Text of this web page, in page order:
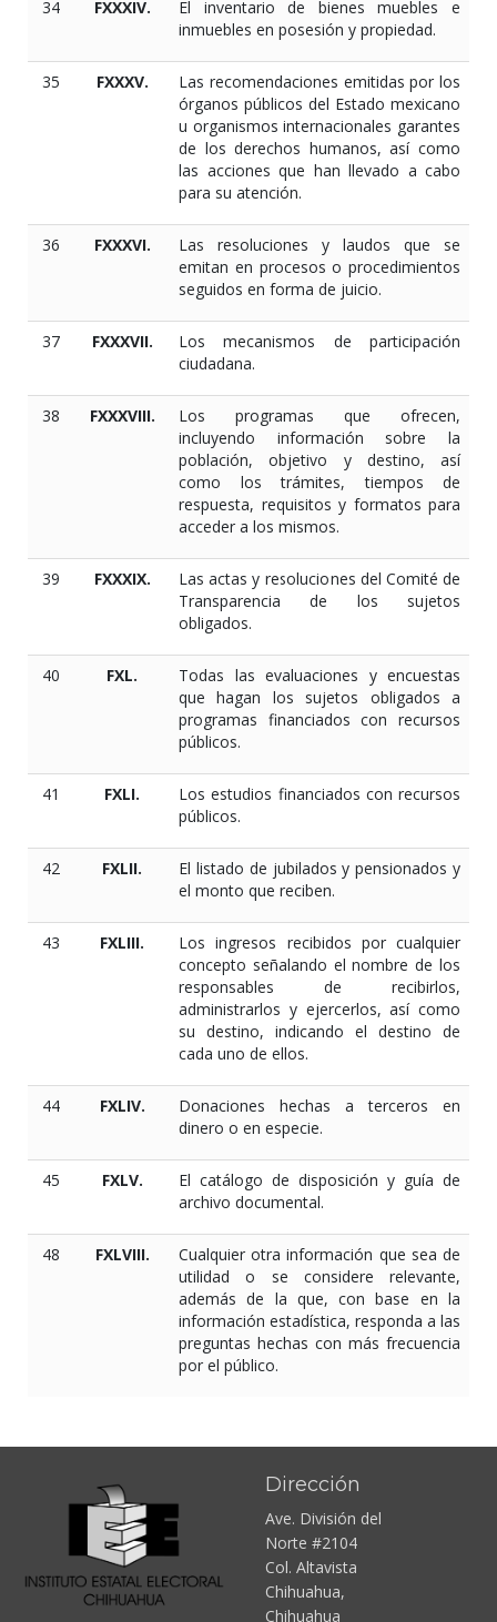
34 FXXXIV.
El inventario de bienes muebles e
inmuebles en posesión y propiedad.
35 FXXXV.
Las recomendaciones emitidas por los
órganos públicos del Estado mexicano
u organismos internacionales garantes
de los derechos humanos, así como
las acciones que han llevado a cabo
para su atención.
36 FXXXVI.
Las resoluciones y laudos que se
emitan en procesos o procedimientos
seguidos en forma de juicio.
37 FXXXVII.
Los mecanismos de participación
ciudadana.
38 FXXXVIII.
Los programas que ofrecen,
incluyendo información sobre la
población, objetivo y destino, así
como los trámites, tiempos de
respuesta, requisitos y formatos para
acceder a los mismos.
39 FXXXIX.
Las actas y resoluciones del Comité de
Transparencia de los sujetos
obligados.
40 FXL.
Todas las evaluaciones y encuestas
que hagan los sujetos obligados a
programas financiados con recursos
públicos.
41 FXLI.
Los estudios financiados con recursos
públicos.
42 FXLII.
El listado de jubilados y pensionados y
el monto que reciben.
43 FXLIII.
Los ingresos recibidos por cualquier
concepto señalando el nombre de los
responsables de recibirlos,
administrarlos y ejercerlos, así como
su destino, indicando el destino de
cada uno de ellos.
44 FXLIV.
Donaciones hechas a terceros en
dinero o en especie.
45 FXLV.
El catálogo de disposición y guía de
archivo documental.
48 FXLVIII.
Cualquier otra información que sea de
utilidad o se considere relevante,
además de la que, con base en la
información estadística, responda a las
preguntas hechas con más frecuencia
por el público.
Dirección
Ave. División del
Norte #2104
Col. Altavista
Chihuahua,
Chihuahua